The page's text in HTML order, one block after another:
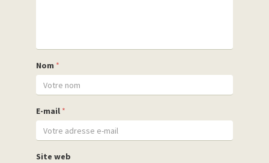
Nom *
E-mail *
Site web